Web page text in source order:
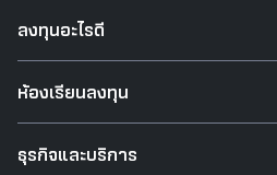
ลงทุนอะไรดี
ห้องเรียนลงทุน
ธุรกิจและบริการ